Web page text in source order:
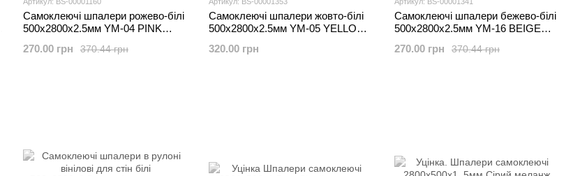
Самоклеючі шпалери рожево-білі
500х2800х2.5мм YM-04 PINK
370.44 грн
270.00 грн
Самоклеючі шпалери жовто-білі
500х2800х2.5мм YM-05 YELLOW
320.00 грн
Самоклеючі шпалери бежево-білі
500х2800х2.5мм YM-16 BEIGE
370.44 грн
270.00 грн